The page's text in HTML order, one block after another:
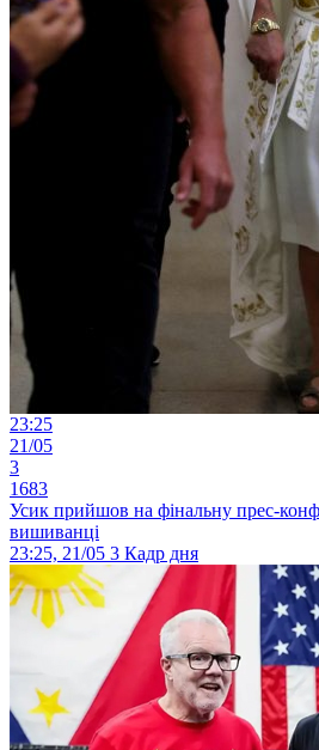
23:25
21/05
3
1683
Усик прийшов на фінальну прес-
вишиванці
23:25, 21/05 3 Кадр дня